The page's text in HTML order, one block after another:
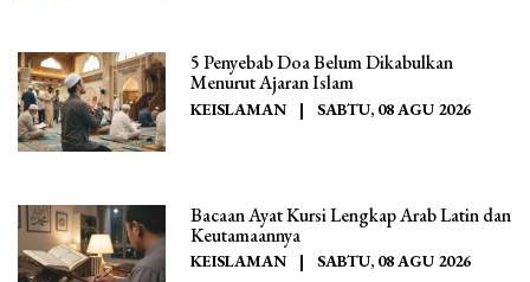
5 Penyebab Doa Belum Dikabulkan
Menurut Ajaran Islam
KEISLAMAN | SABTU, 08 AGU 2026
Bacaan Ayat Kursi Lengkap Arab Latin dan
Keutamaannya
KEISLAMAN | SABTU, 08 AGU 2026